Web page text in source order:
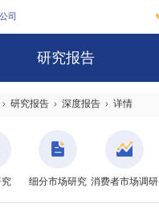
司
研究报告
研究报告 深度报告 详情
细分市场研究 消费者市场调研